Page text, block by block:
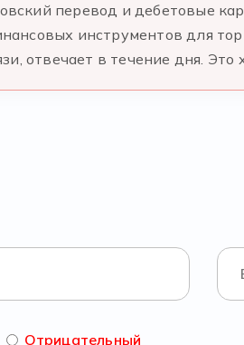
перевод и дебетовые
инструментов для
отвечает в течение дня. Это
Отрицательный